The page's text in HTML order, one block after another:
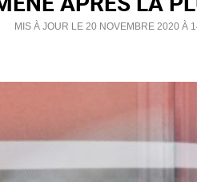
MIS À JOUR LE 20 NOVEMBRE 2020 À